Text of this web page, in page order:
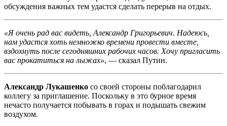
обсуждения важных тем удастся сделать перерыв на отдых.
«Я очень рад вас видеть, Александр Григорьевич. Надеюсь,
нам удастся хоть немножко времени провести вместе,
вздохнуть после сегодняшних рабочих часов. Хочу пригласить
вас прокатиться на лыжах», — сказал Путин.
Александр Лукашенко со своей стороны поблагодарил
коллегу за приглашение. Поскольку в это бурное время
нечасто получается побывать в горах и подышать свежим
воздухом.